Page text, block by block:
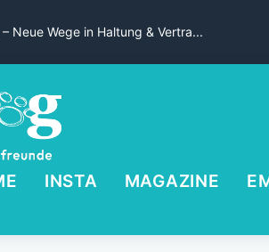
Neue Wege in Haltung & Vertra...
INSTA MAGAZINE